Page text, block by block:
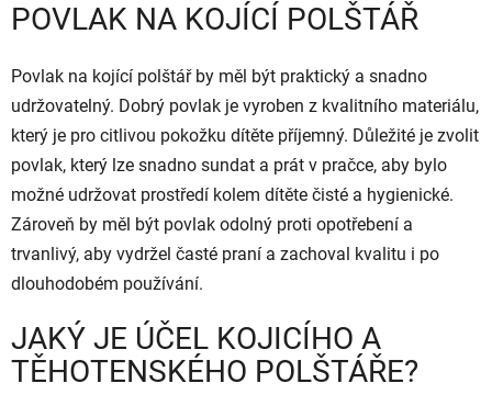
POVLAK NA KOJÍCÍ POLŠTÁŘ
Povlak na kojící polštář by měl být praktický a snadno
udržovatelný. Dobrý povlak je vyroben z kvalitního materiálu,
který je pro citlivou pokožku dítěte příjemný. Důležité je zvolit
povlak, který lze snadno sundat a prát v pračce, aby bylo
možné udržovat prostředí kolem dítěte čisté a hygienické.
Zároveň by měl být povlak odolný proti opotřebení a
trvanlivý, aby vydržel časté praní a zachoval kvalitu i po
dlouhodobém používání.
JAKÝ JE ÚČEL KOJICÍHO A
TĚHOTENSKÉHO POLŠTÁŘE?